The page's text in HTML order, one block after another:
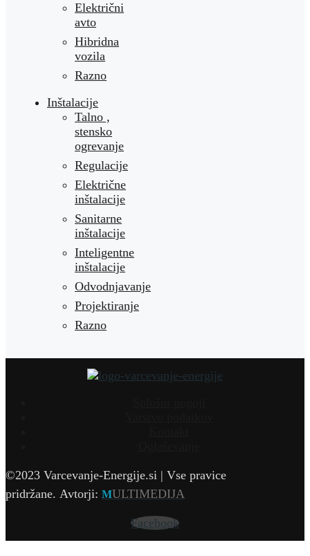
Električni
avto
Hibridna
vozila
Razno
Inštalacije
Talno ,
stensko
ogrevanje
Regulacije
Električne
inštalacije
Sanitarne
inštalacije
Inteligentne
inštalacije
Odvodnjavanje
Projektiranje
Razno
©2023 Varcevanje-Energije.si | Vse pravice
pridržane. Avtorji: MULTIMEDIJA
Facebook